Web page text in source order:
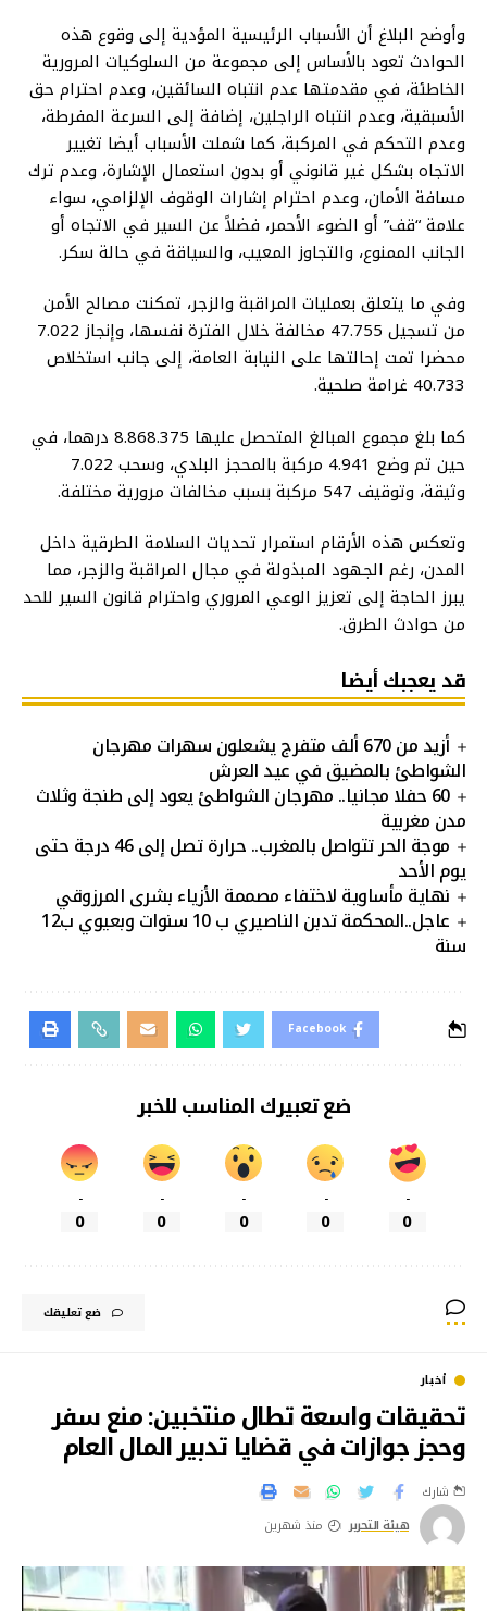
وأوضح البلاغ أن الأسباب الرئيسية المؤدية إلى وقوع هذه
الحوادث تعود بالأساس إلى مجموعة من السلوكيات المرورية
الخاطئة، في مقدمتها عدم انتباه السائقين، وعدم احترام حق
الأسبقية، وعدم انتباه الراجلين، إضافة إلى السرعة المفرطة،
وعدم التحكم في المركبة، كما شملت الأسباب أيضا تغيير
الاتجاه بشكل غير قانوني أو بدون استعمال الإشارة، وعدم ترك
مسافة الأمان، وعدم احترام إشارات الوقوف الإلزامي، سواء
علامة “قف” أو الضوء الأحمر، فضلاً عن السير في الاتجاه أو
الجانب الممنوع، والتجاوز المعيب، والسياقة في حالة سكر.
وفي ما يتعلق بعمليات المراقبة والزجر، تمكنت مصالح الأمن
من تسجيل 47.755 مخالفة خلال الفترة نفسها، وإنجاز 7.022
محضرا تمت إحالتها على النيابة العامة، إلى جانب استخلاص
40.733 غرامة صلحية.
كما بلغ مجموع المبالغ المتحصل عليها 8.868.375 درهما، في
حين تم وضع 4.941 مركبة بالمحجز البلدي، وسحب 7.022
وثيقة، وتوقيف 547 مركبة بسبب مخالفات مرورية مختلفة.
وتعكس هذه الأرقام استمرار تحديات السلامة الطرقية داخل
المدن، رغم الجهود المبذولة في مجال المراقبة والزجر، مما
يبرز الحاجة إلى تعزيز الوعي المروري واحترام قانون السير للحد
من حوادث الطرق.
قد يعجبك أيضا
أزيد من 670 ألف متفرج يشعلون سهرات مهرجان
الشواطئ بالمضيق في عيد العرش
60 حفلا مجانيا.. مهرجان الشواطئ يعود إلى طنجة وثلاث
مدن مغربية
موجة الحر تتواصل بالمغرب.. حرارة تصل إلى 46 درجة حتى
يوم الأحد
نهاية مأساوية لاختفاء مصممة الأزياء بشرى المرزوقي
عاجل..المحكمة تدبن الناصيري ب 10 سنوات وبعيوي ب12
سنة
Facebook
ضع تعبيرك المناسب للخبر
-
0
-
0
-
0
-
0
-
0
ضع تعليقك
أخبار
تحقيقات واسعة تطال منتخبين: منع سفر
وحجز جوازات في قضايا تدبير المال العام
هيئة التحرير منذ شهرين
شارك